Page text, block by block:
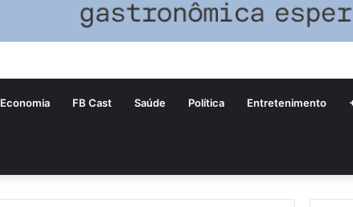
Economia FB Cast Saúde Política Entretenimento